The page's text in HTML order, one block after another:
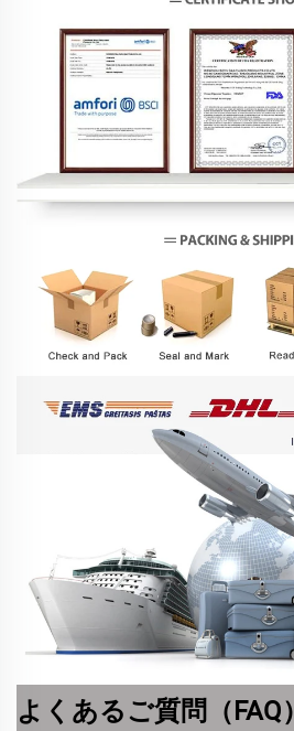
よくあるご質問（FAQ）